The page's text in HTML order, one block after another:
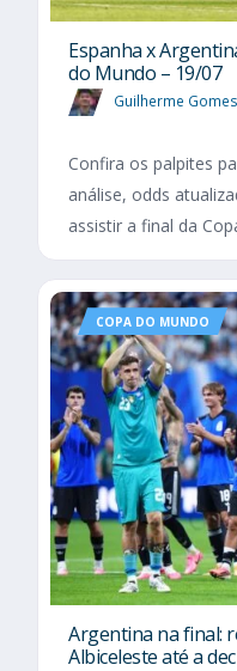
Espanha x
do Mundo – 19/07
Guilherme Gomes
Confira os palpites
análise, odds
assistir a final da
COPA DO MUNDO
Argentina na final:
Albiceleste até a